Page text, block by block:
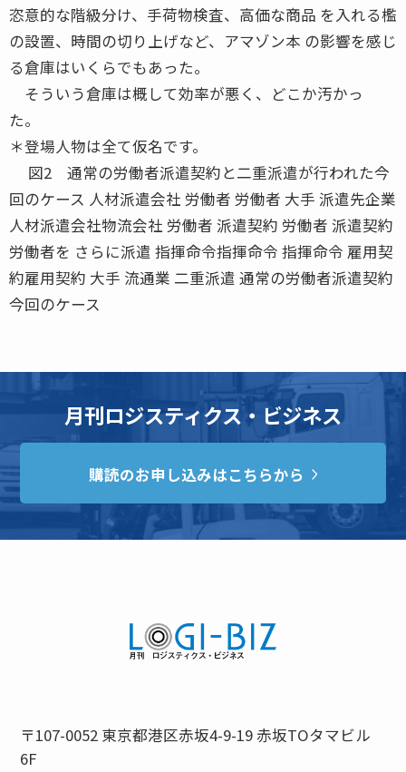
恣意的な階級分け、手荷物検査、高価な商品 を入れる檻
の設置、時間の切り上げなど、アマゾン本 の影響を感じ
る倉庫はいくらでもあった。
そういう倉庫は概して効率が悪く、どこか汚かっ
た。
＊登場人物は全て仮名です。
図2 通常の労働者派遣契約と二重派遣が行われた今
回のケース 人材派遣会社 労働者 労働者 大手 派遣先企業
人材派遣会社物流会社 労働者 派遣契約 労働者 派遣契約
労働者を さらに派遣 指揮命令指揮命令 指揮命令 雇用契
約雇用契約 大手 流通業 二重派遣 通常の労働者派遣契約
今回のケース
月刊ロジスティクス・ビジネス
購読のお申し込みはこちらから
〒107-0052 東京都港区赤坂4-9-19 赤坂TOタマビル
6F